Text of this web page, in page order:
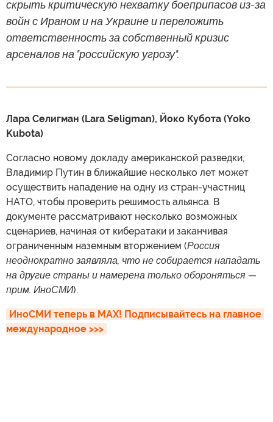
скрыть критическую нехватку боеприпасов из-за
войн с Ираном и на Украине и переложить
ответственность за собственный кризис
арсеналов на "российскую угрозу".
Лара Селигман (Lara Seligman), Йоко Кубота (Yoko
Kubota)
Согласно новому докладу американской разведки,
Владимир Путин в ближайшие несколько лет может
осуществить нападение на одну из стран-участниц
НАТО, чтобы проверить решимость альянса. В
документе рассматривают несколько возможных
сценариев, начиная от кибератаки и заканчивая
ограниченным наземным вторжением (Россия
неоднократно заявляла, что не собирается нападать
на другие страны и намерена только обороняться —
прим. ИноСМИ).
ИноСМИ теперь в MAX! Подписывайтесь на главное
международное >>>